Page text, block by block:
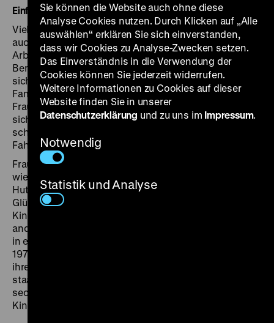
Einführung: Jeanpaul Goergen
Viele Frauen in Ost-Berlin waren sowohl berufs- als
auch haushaltstätig. In Gitta Nickels Film Siesuchen
Arbeiterinnen im „VEB Textilkombinat Treffmodelle
Berlin“ Rat bei einer Gynäkologin. Die Frauen äußern
sich zu grundlegenden Problemen wie jenen der
Familienplanung. Offizielle Anerkennung erfuhren die
Frauen am Internationalen Frauentag. 1975 dachten
sich Vorschulkinder etwas Besonderes aus und
schmückten eine Straßenbahn aus, die nur weibliche
Fahrgäste aufnehmen durfte (
Frau Krosse ist eine jener Frauen, denen es immer
wieder gelang, Haushalt, Kinder und Arbeit unter einen
Hut zu bringen – hier ungelernte Arbeiterin im
Glühlampenwerk, dort alleinerziehende Mutter von drei
Kindern (
andere dieser Frauen ist Brigitte, sie hat 1956 als Kind
in einem DEFA-Film über Kinderträume mitgewirkt.
1979, nun 30-jährig, erzählt sie in
ihrem Leben: Sie arbeitet als Verkäuferin in einer
staatlichen Kohlehandlung, ist geschieden und hat
sechs Kinder. Wünsche hat sie vor allem für ihre
Kinder. Aber was wünscht sie sich selbst? (jg)
Sie können die Website auch ohne diese
Analyse Cookies nutzen. Durch Klicken auf „Alle
auswählen“ erklären Sie sich einverstanden,
dass wir Cookies zu Analyse-Zwecken setzen.
Das Einverständnis in die Verwendung der
Cookies können Sie jederzeit widerrufen.
Weitere Informationen zu Cookies auf dieser
Website finden Sie in unserer
Datenschutzerklärung und zu uns im Impressum.
Notwendig
Statistik und Analyse